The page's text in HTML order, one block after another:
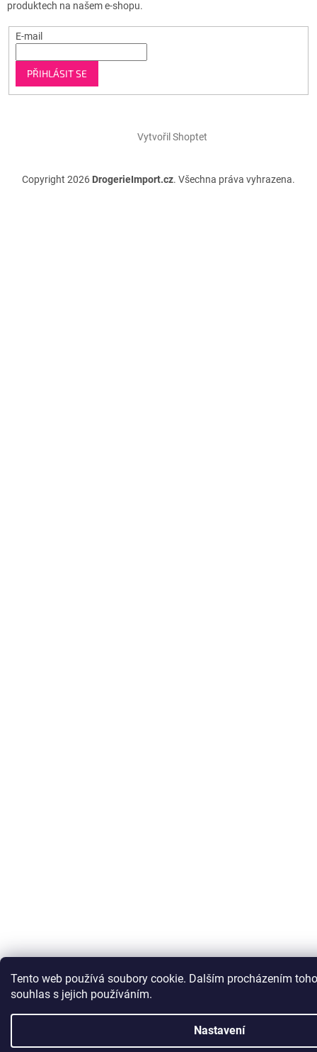
Tento web používá soubory cookie. Dalším procházením
souhlas s jejich používáním.
Nastavení
produktech na našem e-shopu.
E-mail
PŘIHLÁSIT SE
Vytvořil Shoptet
Copyright 2026 DrogerieImport.cz. Všechna práva vyhrazena.